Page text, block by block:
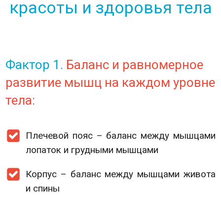
красоты и здоровья тела
Фактор 1. Баланс и равномерное
развитие мышц на каждом уровне
тела:
Плечевой пояс – баланс между мышцами
лопаток и грудными мышцами
Корпус – баланс между мышцами живота
и спины